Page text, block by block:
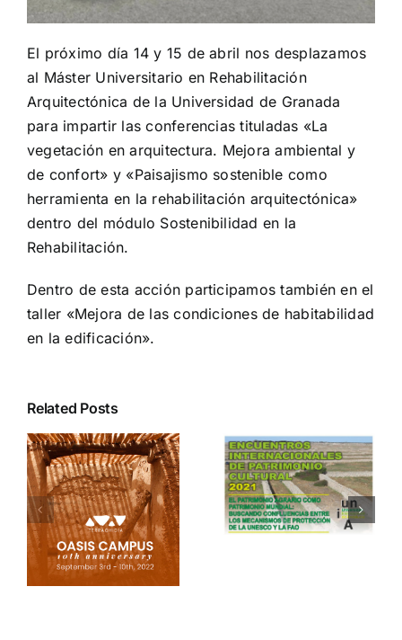
El próximo día 14 y 15 de abril nos desplazamos
al Máster Universitario en Rehabilitación
Arquitectónica de la Universidad de Granada
para impartir las conferencias tituladas «La
vegetación en arquitectura. Mejora ambiental y
de confort» y «Paisajismo sostenible como
herramienta en la rehabilitación arquitectónica»
dentro del módulo Sostenibilidad en la
Rehabilitación.
Dentro de esta acción participamos también en el
taller «Mejora de las condiciones de habitabilidad
en la edificación».
Related Posts
Internacional «El
patrimonio
agrario como
patrimonio
mundial:
buscando
confluencias
entre los
mecanismos de
protección de la
UNESCO y la
FESTIVAL OPEN
HOUSE MÁLAGA,